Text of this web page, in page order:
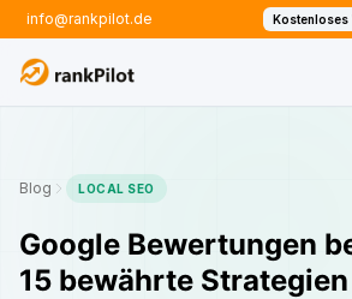
info@rankpilot.de Kostenloses
Blog LOCAL SEO
Google Bewertungen
15 bewährte